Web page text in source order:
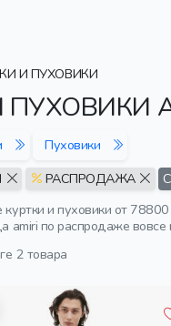
И ПУХОВИКИ
Пуховики
РАСПРОДАЖА
и пуховики от
amiri по распродаже
2 товара